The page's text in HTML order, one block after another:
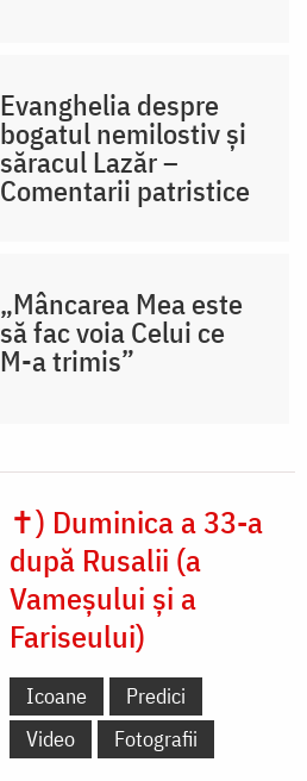
Evanghelia despre
bogatul nemilostiv și
săracul Lazăr –
Comentarii patristice
„Mâncarea Mea este
să fac voia Celui ce
M-a trimis”
✝) Duminica a 33-a
după Rusalii (a
Vameșului și a
Fariseului)
Icoane
Predici
Video
Fotografii